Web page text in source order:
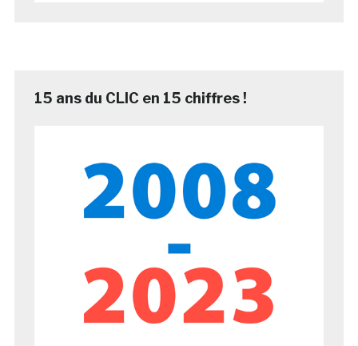
15 ans du CLIC en 15 chiffres !